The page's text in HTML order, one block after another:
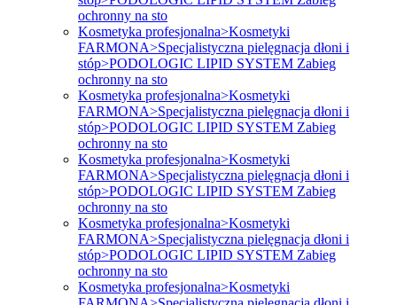
ochronny na sto
Kosmetyka profesjonalna>Kosmetyki
FARMONA>Specjalistyczna pielęgnacja dłoni i
stóp>PODOLOGIC LIPID SYSTEM Zabieg
ochronny na sto
Kosmetyka profesjonalna>Kosmetyki
FARMONA>Specjalistyczna pielęgnacja dłoni i
stóp>PODOLOGIC LIPID SYSTEM Zabieg
ochronny na sto
Kosmetyka profesjonalna>Kosmetyki
FARMONA>Specjalistyczna pielęgnacja dłoni i
stóp>PODOLOGIC LIPID SYSTEM Zabieg
ochronny na sto
Kosmetyka profesjonalna>Kosmetyki
FARMONA>Specjalistyczna pielęgnacja dłoni i
stóp>PODOLOGIC LIPID SYSTEM Zabieg
ochronny na sto
Kosmetyka profesjonalna>Kosmetyki